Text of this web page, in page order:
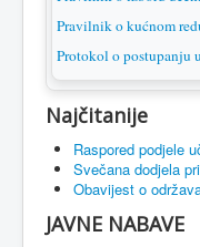
Pravilnik o kućnom
Protokol o postupanju
Najčitanije
Raspored podjele
Svečana dodjela
Obavijest o
JAVNE NABAVE